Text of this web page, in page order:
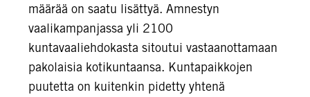
määrää on saatu lisättyä. Amnestyn
vaalikampanjassa yli 2100
kuntavaaliehdokasta sitoutui vastaanottamaan
pakolaisia kotikuntaansa. Kuntapaikkojen
puutetta on kuitenkin pidetty yhtenä